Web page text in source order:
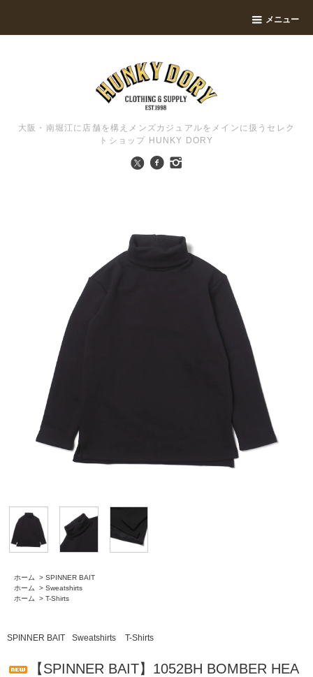
メニュー
大阪・南堀江に店舗を構えメンズカジュアルをメインに扱うセレク
トショップ HUNKY DORY
ホーム > SPINNER BAIT
ホーム
> Sweatshirts
ホーム
> T-Shirts
SPINNER BAIT Sweatshirts T-Shirts
【SPINNER BAIT】1052BH BOMBER HEA